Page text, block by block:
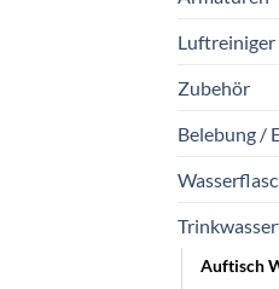
Luftreiniger
Zubehör
Belebung /
Auftisch